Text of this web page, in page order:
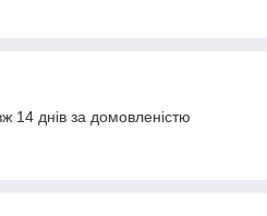
14 днів за домовленістю